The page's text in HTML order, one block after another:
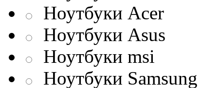
Ноутбуки Acer
Ноутбуки Asus
Ноутбуки msi
Ноутбуки Samsung